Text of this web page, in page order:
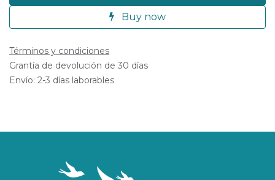
Buy now
Términos y condiciones
Grantía de devolución de 30 días
Envío: 2-3 días laborables